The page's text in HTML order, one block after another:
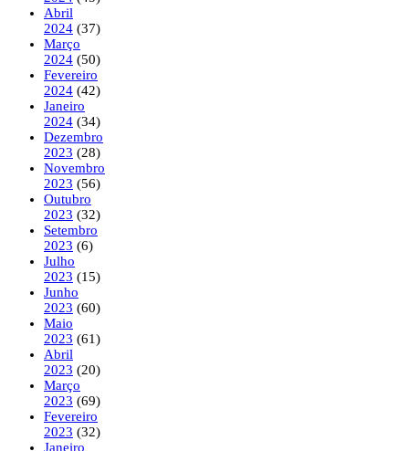
Abril
2024 (37)
Março
2024 (50)
Fevereiro
2024 (42)
Janeiro
2024 (34)
Dezembro
2023 (28)
Novembro
2023 (56)
Outubro
2023 (32)
Setembro
2023 (6)
Julho
2023 (15)
Junho
2023 (60)
Maio
2023 (61)
Abril
2023 (20)
Março
2023 (69)
Fevereiro
2023 (32)
Janeiro